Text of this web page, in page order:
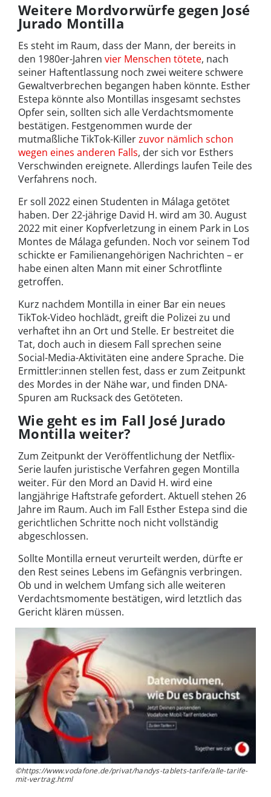
Weitere Mordvorwürfe gegen José
Jurado Montilla
Es steht im Raum, dass der Mann, der bereits in
den 1980er-Jahren vier Menschen tötete, nach
seiner Haftentlassung noch zwei weitere schwere
Gewaltverbrechen begangen haben könnte. Esther
Estepa könnte also Montillas insgesamt sechstes
Opfer sein, sollten sich alle Verdachtsmomente
bestätigen. Festgenommen wurde der
mutmaßliche TikTok-Killerzuvor nämlich schon
wegen eines anderen Falls, der sich vor Esthers
Verschwinden ereignete. Allerdings laufen Teile des
Verfahrens noch.
Er soll 2022 einen Studenten in Málaga getötet
haben. Der 22-jährige David H. wird am 30. August
2022 mit einer Kopfverletzung in einem Park in Los
Montes de Málaga gefunden. Noch vor seinem Tod
schickte er Familienangehörigen Nachrichten – er
habe einen alten Mann mit einer Schrotflinte
getroffen.
Kurz nachdem Montilla in einer Bar ein neues
TikTok-Video hochlädt, greift die Polizei zu und
verhaftet ihn an Ort und Stelle. Er bestreitet die
Tat, doch auch in diesem Fall sprechen seine
Social-Media-Aktivitäten eine andere Sprache. Die
Ermittler:innen stellen fest, dass er zum Zeitpunkt
des Mordes in der Nähe war, und finden DNA-
Spuren am Rucksack des Getöteten.
Wie geht es im Fall José Jurado
Montilla weiter?
Zum Zeitpunkt der Veröffentlichung der Netflix-
Serie laufen juristische Verfahren gegen Montilla
weiter. Für den Mord an David H. wird eine
langjährige Haftstrafe gefordert. Aktuell stehen 26
Jahre im Raum. Auch im Fall Esther Estepa sind die
gerichtlichen Schritte noch nicht vollständig
abgeschlossen.
Sollte Montilla erneut verurteilt werden, dürfte er
den Rest seines Lebens im Gefängnis verbringen.
Ob und in welchem Umfang sich alle weiteren
Verdachtsmomente bestätigen, wird letztlich das
Gericht klären müssen.
©https://www.vodafone.de/privat/handys-tablets-tarife/alle-tarife-
mit-vertrag.html